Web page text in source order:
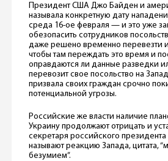
Президент США Джо Байден и
называла конкретную дату
среда 16-ое февраля — и это уже
обезопасить сотрудников
даже решено временно перевезти
чтобы там переждать это время и
оправдаются ли данные разведки
перевозит свое посольство на
призвала своих граждан срочно
потенциальной угрозы.
Российские же власти наличие
Украину продолжают отрицать и
секретаря российского
называют реакцию Запада, цитата,
безумием”.